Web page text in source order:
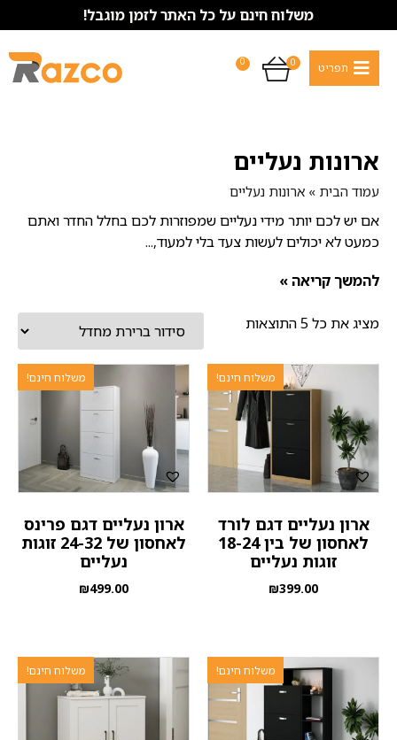
משלוח חינם על כל האתר לזמן מוגבל!
0
0
ארונות נעליים
עמוד הבית » ארונות נעליים
אם יש לכם יותר מידי נעליים שמפוזרות לכם בחלל החדר ואתם
כמעט לא יכולים לעשות צעד בלי למעוד,...
להמשך קריאה »
מציג את כל 5 התוצאות
משלוח חינם!
ארון נעליים דגם לורד
לאחסון של בין 18-24
זוגות נעליים
₪399.00
משלוח חינם!
ארון נעליים דגם פרינס
לאחסון של 24-32 זוגות
נעליים
₪499.00
משלוח חינם! משלוח חינם!